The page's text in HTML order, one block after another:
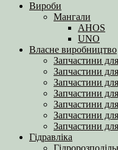
Вироби
Мангали
AHOS
UNO
Власне виробництво
Запчастини
Запчастини
Запчастини
Запчастини
Запчастини
Запчастини
Запчастини
Гідравліка